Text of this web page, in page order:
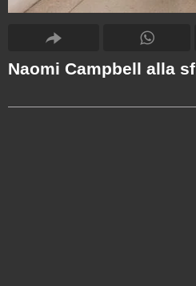
Naomi Campbell alla